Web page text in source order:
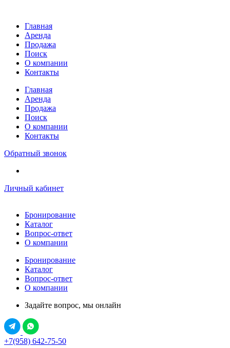
содержимому
Главная
Аренда
Продажа
Поиск
О компании
Контакты
Главная
Аренда
Продажа
Поиск
О компании
Контакты
Обратный звонок
Личный кабинет
Бронирование
Каталог
Вопрос-ответ
О компании
Бронирование
Каталог
Вопрос-ответ
О компании
Задайте вопрос, мы онлайн
+7(958) 642-75-50